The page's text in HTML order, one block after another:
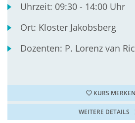
Uhrzeit: 09:30 - 14:00 Uhr
Ort: Kloster Jakobsberg
Dozenten: P. Lorenz van
KURS MERKEN
WEITERE DETAILS